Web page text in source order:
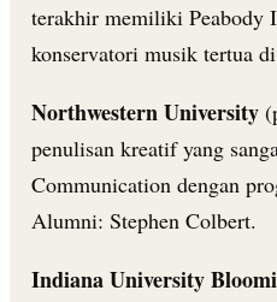
terakhir memiliki Peabody
konservatori musik tertua
Northwestern University
penulisan kreatif yang
Communication dengan
Alumni: Stephen Colbert.
Indiana University